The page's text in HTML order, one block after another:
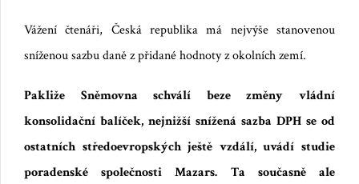
Vážení čtenáři, Česká republika má nejvýše stanovenou
sníženou sazbu daně z přidané hodnoty z okolních zemí.
Pakliže Sněmovna schválí beze změny vládní
konsolidační balíček, nejnižší snížená sazba DPH se od
ostatních středoevropských ještě vzdálí, uvádí studie
poradenské společnosti Mazars. Ta současně ale